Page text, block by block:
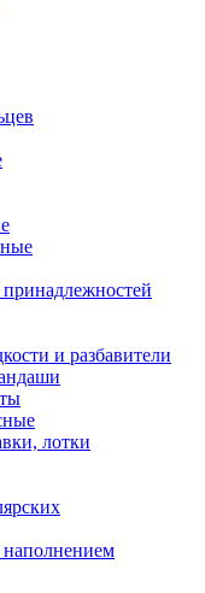
и разбавители
лотки